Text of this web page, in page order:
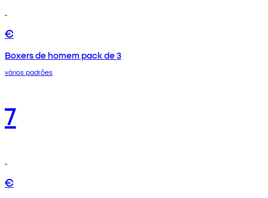
€
Boxers de homem pack de 3
vários padrões
7
€